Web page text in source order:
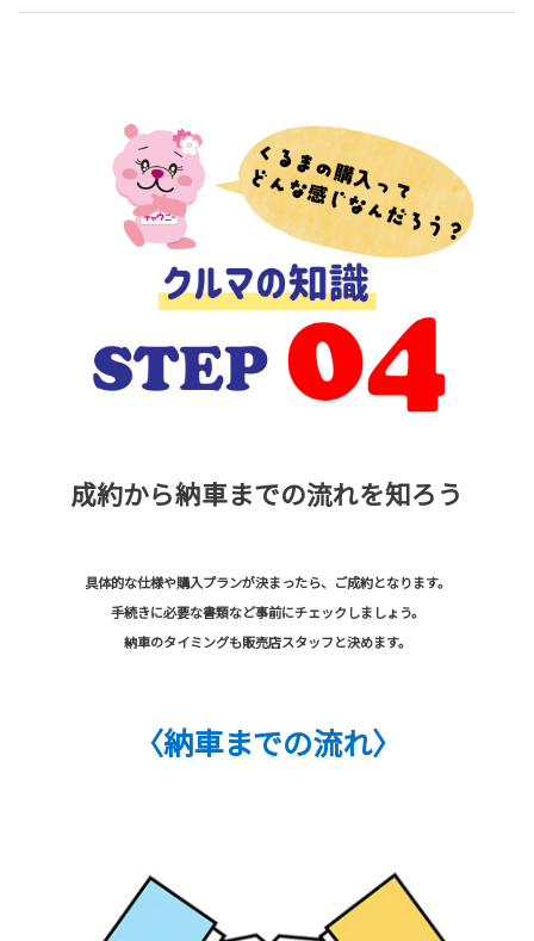
成約から納車までの流れを知ろう
具体的な仕様や購入プランが決まったら、ご成約となります。
手続きに必要な書類など事前にチェックしましょう。
納車のタイミングも販売店スタッフと決めます。
〈納車までの流れ〉